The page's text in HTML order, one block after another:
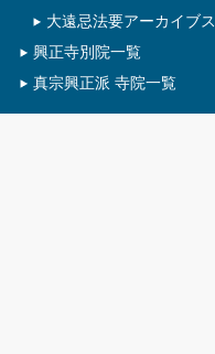
大遠忌法要アーカイブス
興正寺別院一覧
真宗興正派 寺院一覧